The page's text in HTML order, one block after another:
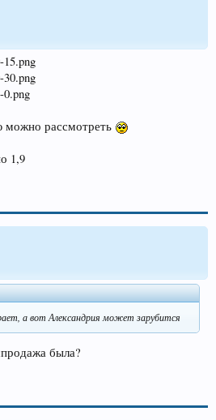
рассмотреть
1,9
а вот Александрия может зарубится
была?